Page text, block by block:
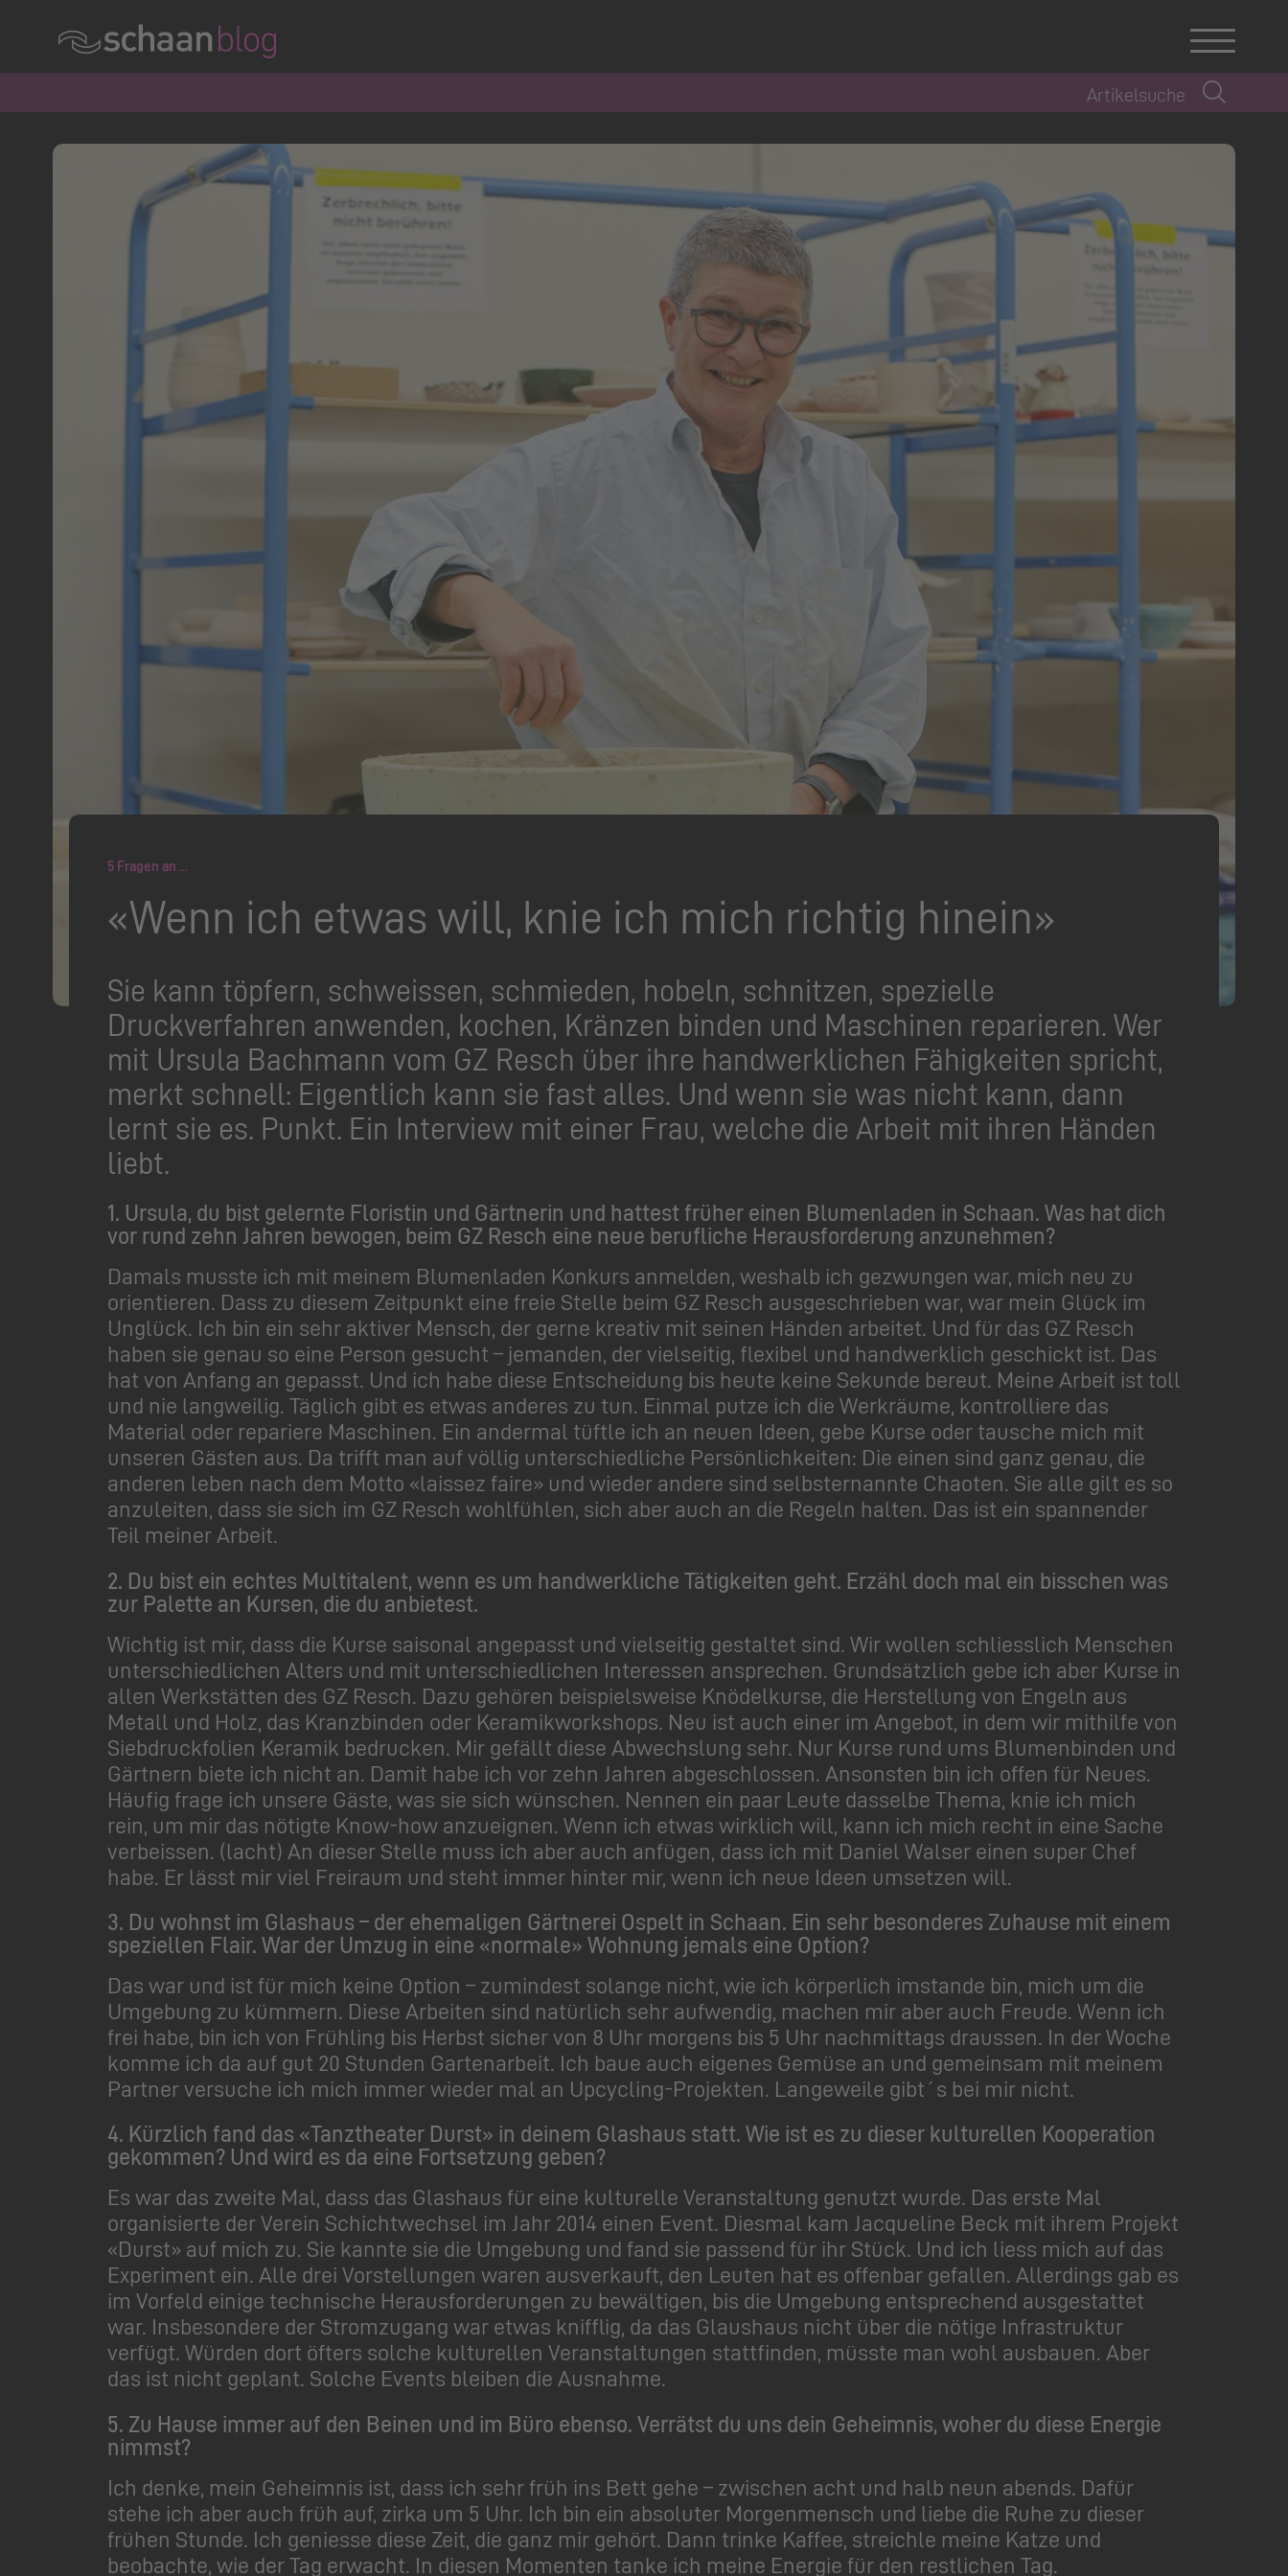
5 Fragen an ...
«Wenn ich etwas will, knie ich mich richtig hinein»
Sie kann töpfern, schweissen, schmieden, hobeln, schnitzen, spezielle
Druckverfahren anwenden, kochen, Kränzen binden und Maschinen reparieren. Wer
mit Ursula Bachmann vom GZ Resch über ihre handwerklichen Fähigkeiten spricht,
merkt schnell: Eigentlich kann sie fast alles. Und wenn sie was nicht kann, dann
lernt sie es. Punkt. Ein Interview mit einer Frau, welche die Arbeit mit ihren Händen
liebt.
1. Ursula, du bist gelernte Floristin und Gärtnerin und hattest früher einen Blumenladen in Schaan. Was hat dich
vor rund zehn Jahren bewogen, beim GZ Resch eine neue berufliche Herausforderung anzunehmen?
Damals musste ich mit meinem Blumenladen Konkurs anmelden, weshalb ich gezwungen war, mich neu zu
orientieren. Dass zu diesem Zeitpunkt eine freie Stelle beim GZ Resch ausgeschrieben war, war mein Glück im
Unglück. Ich bin ein sehr aktiver Mensch, der gerne kreativ mit seinen Händen arbeitet. Und für das GZ Resch
haben sie genau so eine Person gesucht – jemanden, der vielseitig, flexibel und handwerklich geschickt ist. Das
hat von Anfang an gepasst. Und ich habe diese Entscheidung bis heute keine Sekunde bereut. Meine Arbeit ist toll
und nie langweilig. Täglich gibt es etwas anderes zu tun. Einmal putze ich die Werkräume, kontrolliere das
Material oder repariere Maschinen. Ein andermal tüftle ich an neuen Ideen, gebe Kurse oder tausche mich mit
unseren Gästen aus. Da trifft man auf völlig unterschiedliche Persönlichkeiten: Die einen sind ganz genau, die
anderen leben nach dem Motto «laissez faire» und wieder andere sind selbsternannte Chaoten. Sie alle gilt es so
anzuleiten, dass sie sich im GZ Resch wohlfühlen, sich aber auch an die Regeln halten. Das ist ein spannender
Teil meiner Arbeit.
2. Du bist ein echtes Multitalent, wenn es um handwerkliche Tätigkeiten geht. Erzähl doch mal ein bisschen was
zur Palette an Kursen, die du anbietest.
Wichtig ist mir, dass die Kurse saisonal angepasst und vielseitig gestaltet sind. Wir wollen schliesslich Menschen
unterschiedlichen Alters und mit unterschiedlichen Interessen ansprechen. Grundsätzlich gebe ich aber Kurse in
allen Werkstätten des GZ Resch. Dazu gehören beispielsweise Knödelkurse, die Herstellung von Engeln aus
Metall und Holz, das Kranzbinden oder Keramikworkshops. Neu ist auch einer im Angebot, in dem wir mithilfe von
Siebdruckfolien Keramik bedrucken. Mir gefällt diese Abwechslung sehr. Nur Kurse rund ums Blumenbinden und
Gärtnern biete ich nicht an. Damit habe ich vor zehn Jahren abgeschlossen. Ansonsten bin ich offen für Neues.
Häufig frage ich unsere Gäste, was sie sich wünschen. Nennen ein paar Leute dasselbe Thema, knie ich mich
rein, um mir das nötigte Know-how anzueignen. Wenn ich etwas wirklich will, kann ich mich recht in eine Sache
verbeissen. (lacht) An dieser Stelle muss ich aber auch anfügen, dass ich mit Daniel Walser einen super Chef
habe. Er lässt mir viel Freiraum und steht immer hinter mir, wenn ich neue Ideen umsetzen will.
3. Du wohnst im Glashaus – der ehemaligen Gärtnerei Ospelt in Schaan. Ein sehr besonderes Zuhause mit einem
speziellen Flair. War der Umzug in eine «normale» Wohnung jemals eine Option?
Das war und ist für mich keine Option – zumindest solange nicht, wie ich körperlich imstande bin, mich um die
Umgebung zu kümmern. Diese Arbeiten sind natürlich sehr aufwendig, machen mir aber auch Freude. Wenn ich
frei habe, bin ich von Frühling bis Herbst sicher von 8 Uhr morgens bis 5 Uhr nachmittags draussen. In der Woche
komme ich da auf gut 20 Stunden Gartenarbeit. Ich baue auch eigenes Gemüse an und gemeinsam mit meinem
Partner versuche ich mich immer wieder mal an Upcycling-Projekten. Langeweile gibt´s bei mir nicht.
4. Kürzlich fand das «Tanztheater Durst» in deinem Glashaus statt. Wie ist es zu dieser kulturellen Kooperation
gekommen? Und wird es da eine Fortsetzung geben?
Es war das zweite Mal, dass das Glashaus für eine kulturelle Veranstaltung genutzt wurde. Das erste Mal
organisierte der Verein Schichtwechsel im Jahr 2014 einen Event. Diesmal kam Jacqueline Beck mit ihrem Projekt
«Durst» auf mich zu. Sie kannte sie die Umgebung und fand sie passend für ihr Stück. Und ich liess mich auf das
Experiment ein. Alle drei Vorstellungen waren ausverkauft, den Leuten hat es offenbar gefallen. Allerdings gab es
im Vorfeld einige technische Herausforderungen zu bewältigen, bis die Umgebung entsprechend ausgestattet
war. Insbesondere der Stromzugang war etwas knifflig, da das Glaushaus nicht über die nötige Infrastruktur
verfügt. Würden dort öfters solche kulturellen Veranstaltungen stattfinden, müsste man wohl ausbauen. Aber
das ist nicht geplant. Solche Events bleiben die Ausnahme.
5. Zu Hause immer auf den Beinen und im Büro ebenso. Verrätst du uns dein Geheimnis, woher du diese Energie
nimmst?
Ich denke, mein Geheimnis ist, dass ich sehr früh ins Bett gehe – zwischen acht und halb neun abends. Dafür
stehe ich aber auch früh auf, zirka um 5 Uhr. Ich bin ein absoluter Morgenmensch und liebe die Ruhe zu dieser
frühen Stunde. Ich geniesse diese Zeit, die ganz mir gehört. Dann trinke Kaffee, streichle meine Katze und
beobachte, wie der Tag erwacht. In diesen Momenten tanke ich meine Energie für den restlichen Tag.